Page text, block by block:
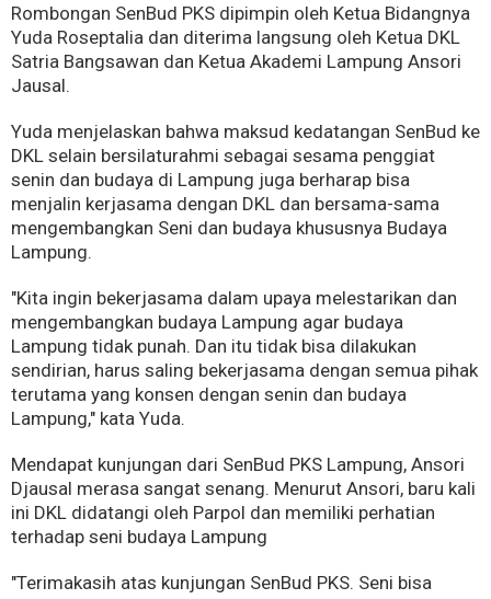
Rombongan SenBud PKS dipimpin oleh Ketua Bidangnya
Yuda Roseptalia dan diterima langsung oleh Ketua DKL
Satria Bangsawan dan Ketua Akademi Lampung Ansori
Jausal.
Yuda menjelaskan bahwa maksud kedatangan SenBud ke
DKL selain bersilaturahmi sebagai sesama penggiat
senin dan budaya di Lampung juga berharap bisa
menjalin kerjasama dengan DKL dan bersama-sama
mengembangkan Seni dan budaya khususnya Budaya
Lampung.
"Kita ingin bekerjasama dalam upaya melestarikan dan
mengembangkan budaya Lampung agar budaya
Lampung tidak punah. Dan itu tidak bisa dilakukan
sendirian, harus saling bekerjasama dengan semua pihak
terutama yang konsen dengan senin dan budaya
Lampung," kata Yuda.
Mendapat kunjungan dari SenBud PKS Lampung, Ansori
Djausal merasa sangat senang. Menurut Ansori, baru kali
ini DKL didatangi oleh Parpol dan memiliki perhatian
terhadap seni budaya Lampung
"Terimakasih atas kunjungan SenBud PKS. Seni bisa